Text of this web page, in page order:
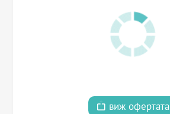
виж офертата